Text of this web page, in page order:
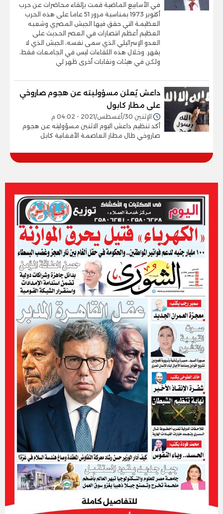
في الأسابيع الماضية قمت بإلقاء محاضرات عن حرب
أكتوبر 1973 بمناسبة مرور 51 عاما على هذه الحرب
العظيمة التي حقق فيها الجيش المصري وشعبه
العظيم أعظم انتصارات في العصر الحديث على
العدو الإسرائيلي الذي سمى نفسه، الجيش الذي لا
يقهر. وخلال هذه اللقاءات ليس في الجامعات فقط،
ولكن في هيئات ونقابات أخرى ظهر لي
داعش يُعلن مسؤوليته عن هجوم صاروخي
على مطار كابول
الإثنين 30/أغسطس/2021 - 04:02 م
أكد تنظيم داعش اليوم الاثنين مسؤوليته عن هجوم
صاروخي طال مطار العاصمة الأفغانية كابل